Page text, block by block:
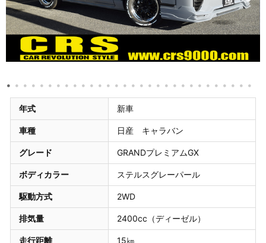
年式 新車
車種 日産 キャラバン
グレード GRANDプレミアムGX
ボディカラー ステルスグレーパール
駆動方式 2WD
排気量 2400cc（ディーゼル）
走行距離 15㎞